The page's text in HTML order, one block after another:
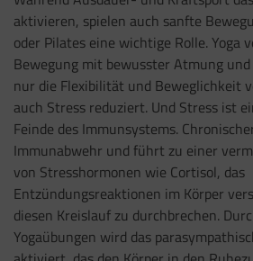
aktivieren, spielen auch sanfte
oder Pilates eine wichtige Rolle. Yoga
Bewegung mit bewusster Atmung
nur die Flexibilität und Beweglichkeit
auch Stress reduziert. Und Stress ist
Feinde des Immunsystems.
Immunabwehr und führt zu einer
von Stresshormonen wie Cortisol, das
Entzündungsreaktionen im Körper
diesen Kreislauf zu durchbrechen.
Yogaübungen wird das